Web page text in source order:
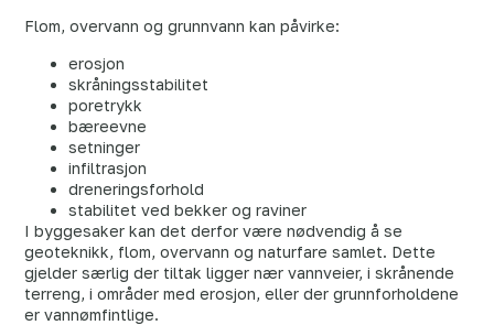
Flom, overvann og grunnvann kan påvirke:
erosjon
skråningsstabilitet
poretrykk
bæreevne
setninger
infiltrasjon
dreneringsforhold
stabilitet ved bekker og raviner
I byggesaker kan det derfor være nødvendig å se
geoteknikk, flom, overvann og naturfare samlet. Dette
gjelder særlig der tiltak ligger nær vannveier, i skrånende
terreng, i områder med erosjon, eller der grunnforholdene
er vannømfintlige.